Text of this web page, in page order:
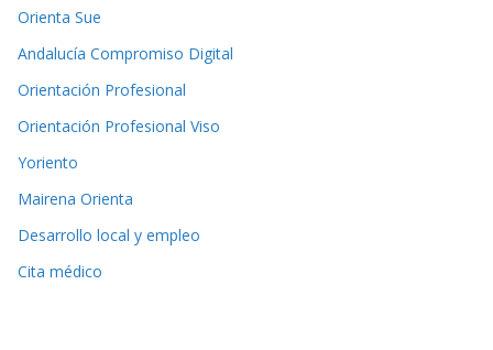
Orienta Sue
Andalucía Compromiso Digital
Orientación Profesional
Orientación Profesional Viso
Yoriento
Mairena Orienta
Desarrollo local y empleo
Cita médico